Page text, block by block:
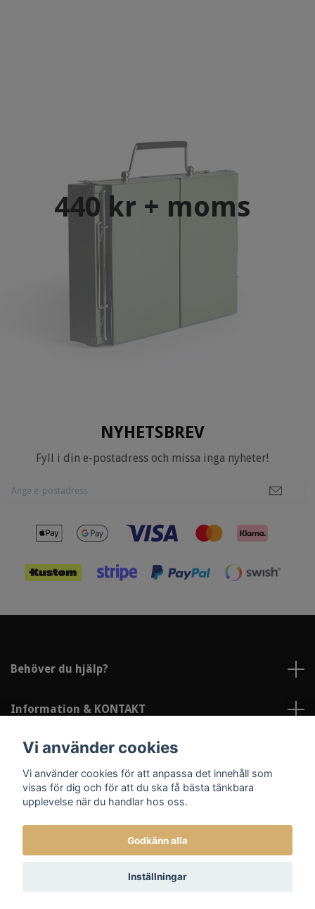
440 kr + moms
NYHETSBREV
Fyll i din e-postadress och missa inga nyheter!
Behöver du hjälp?
Information & KONTAKT
Sociala medier
© 2026 Lindströms Reklam och Profil
Vi använder cookies
Vi använder cookies för att anpassa det innehåll som
visas för dig och för att du ska få bästa tänkbara
upplevelse när du handlar hos oss.
Godkänn alla
Inställningar